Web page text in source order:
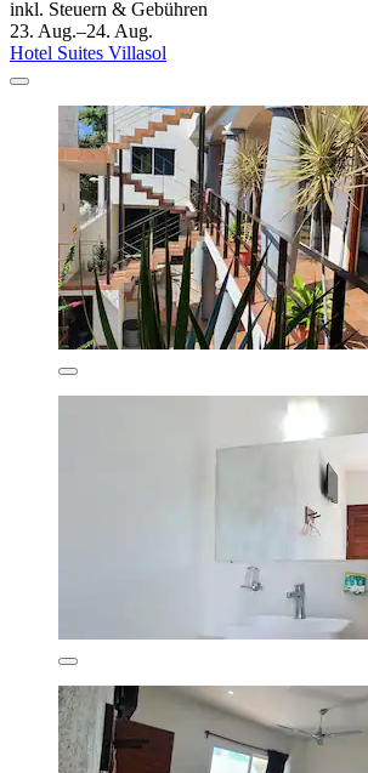
inkl. Steuern & Gebühren
23. Aug.–24. Aug.
Hotel Suites Villasol